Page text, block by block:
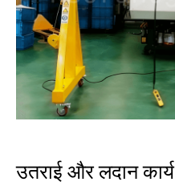
उतराई और लदान कार्य